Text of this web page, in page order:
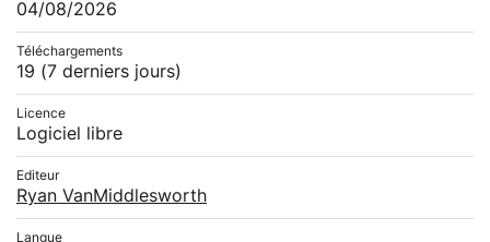
04/08/2026
Téléchargements
19 (7 derniers jours)
Licence
Logiciel libre
Editeur
Ryan VanMiddlesworth
Langue